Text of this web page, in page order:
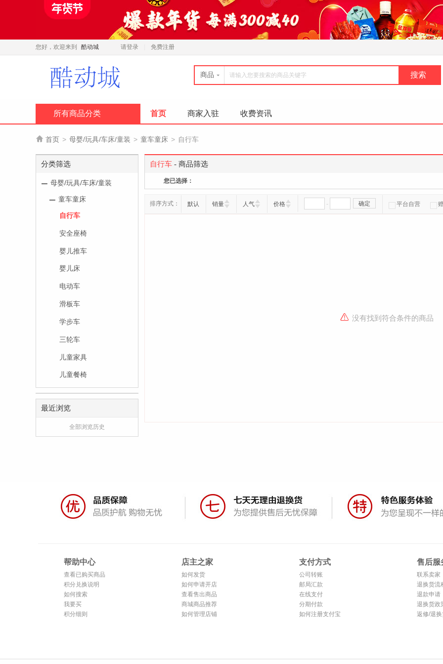
您好，欢迎来到 酷动城 请登录 免费注册
商品
所有商品分类 首页 商家入驻 收费资讯
 首页 > 母婴/玩具/车床/童装 > 童车童床 > 自行车
分类筛选
母婴/玩具/车床/童装
童车童床
自行车
安全座椅
婴儿推车
婴儿床
电动车
滑板车
学步车
三轮车
儿童家具
儿童餐椅
最近浏览
全部浏览历史
自行车 - 商品筛选
您已选择：
排序方式： 默认 销量 人气 价格 - 确定 平台自营
没有找到符合条件的商品
帮助中心
查看已购买商品
积分兑换说明
如何搜索
我要买
积分细则
店主之家
如何发货
如何申请开店
查看售出商品
商城商品推荐
如何管理店铺
支付方式
公司转账
邮局汇款
在线支付
分期付款
如何注册支付宝
售后服
联系卖家
退换货流
退款申请
退换货政
返修/退